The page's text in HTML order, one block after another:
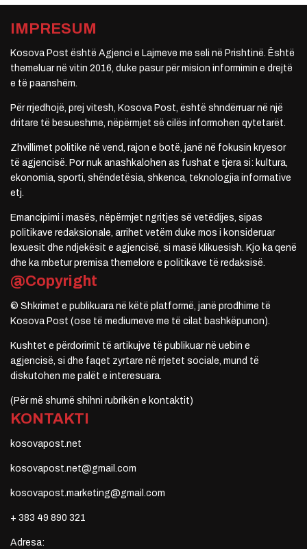
IMPRESUM
Kosova Post është Agjenci e Lajmeve me seli në Prishtinë. Është
themeluar në vitin 2016, duke pasur për mision informimin e drejtë
e të paanshëm.
Për rrjedhojë, prej vitesh, Kosova Post, është shndërruar në një
dritare të besueshme, nëpërmjet së cilës informohen qytetarët.
Zhvillimet politike në vend, rajon e botë, janë në fokusin kryesor
të agjencisë. Por nuk anashkalohen as fushat e tjera si: kultura,
ekonomia, sporti, shëndetësia, shkenca, teknologjia informative
etj.
Emancipimi i masës, nëpërmjet ngritjes së vetëdijes, sipas
politikave redaksionale, arrihet vetëm duke mos i konsideruar
lexuesit dhe ndjekësit e agjencisë, si masë klikuesish. Kjo ka qenë
dhe ka mbetur premisa themelore e politikave të redaksisë.
@Copyright
© Shkrimet e publikuara në këtë platformë, janë prodhime të
Kosova Post (ose të mediumeve me të cilat bashkëpunon).
Kushtet e përdorimit të artikujve të publikuar në uebin e
agjencisë, si dhe faqet zyrtare në rrjetet sociale, mund të
diskutohen me palët e interesuara.
(Për më shumë shihni rubrikën e kontaktit)
KONTAKTI
kosovapost.net
kosovapost.net@gmail.com
kosovapost.marketing@gmail.com
+ 383 49 890 321
Adresa: